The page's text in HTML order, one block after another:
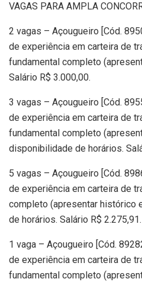
VAGAS PARA AMPLA
2 vagas – Açougueiro [Cód.
de experiência em carteira de
fundamental completo
Salário R$ 3.000,00.
3 vagas – Açougueiro [Cód.
de experiência em carteira de
fundamental completo
disponibilidade de horários.
5 vagas – Açougueiro [Cód.
de experiência em carteira de
completo (apresentar histórico
de horários. Salário R$ 2.275,91.
1 vaga – Açougueiro [Cód.
de experiência em carteira de
fundamental completo